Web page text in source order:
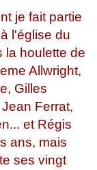
je fait partie
l'église du
la houlette de
Allwright,
Gilles
Ferrat,
et Régis
ans, mais
ses vingt